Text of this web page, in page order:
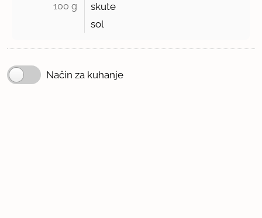
100 g
skute
sol
Način za kuhanje